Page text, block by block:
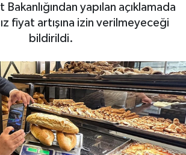
Bakanlığından yapılan açıklamada
fiyat artışına izin verilmeyeceği
bildirildi.